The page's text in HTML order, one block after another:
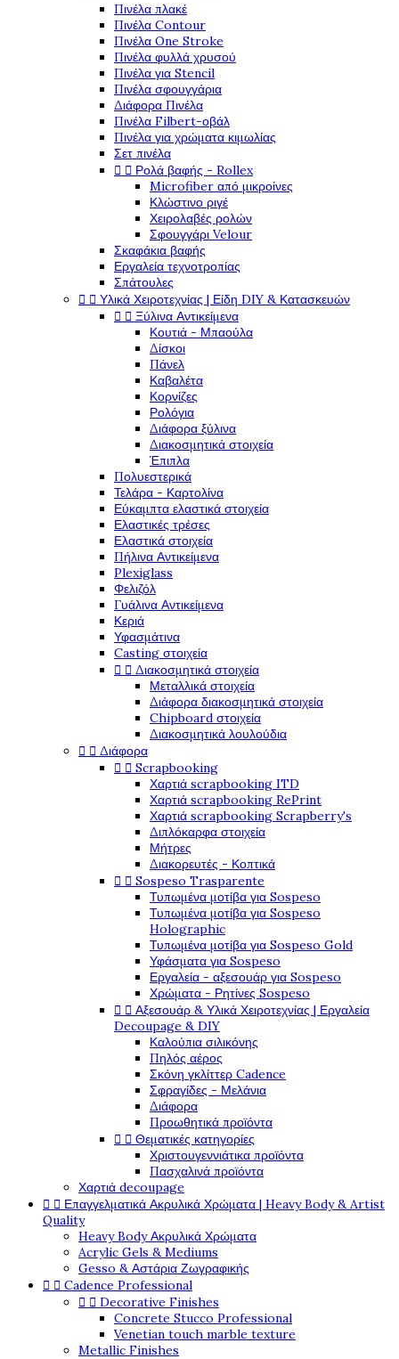
Πινέλα πλακέ
Πινέλα Contour
Πινέλα One Stroke
Πινέλα φυλλά χρυσού
Πινέλα για Stencil
Πινέλα σφουγγάρια
Διάφορα Πινέλα
Πινέλα Filbert-οβάλ
Πινέλα για χρώματα κιμωλίας
Σετ πινέλα
  Ρολά βαφής - Rollex
Microfiber από μικροίνες
Κλώστινο ριγέ
Χειρολαβές ρολών
Σφουγγάρι Velour
Σκαφάκια βαφής
Εργαλεία τεχνοτροπίας
Σπάτουλες
  Υλικά Χειροτεχνίας | Είδη DIY & Κατασκευών
  Ξύλινα Αντικείμενα
Κουτιά - Μπαούλα
Δίσκοι
Πάνελ
Καβαλέτα
Κορνίζες
Ρολόγια
Διάφορα ξύλινα
Διακοσμητικά στοιχεία
Έπιπλα
Πολυεστερικά
Τελάρα - Καρτολίνα
Εύκαμπτα ελαστικά στοιχεία
Ελαστικές τρέσες
Ελαστικά στοιχεία
Πήλινα Αντικείμενα
Plexiglass
Φελιζόλ
Γυάλινα Αντικείμενα
Κεριά
Υφασμάτινα
Casting στοιχεία
  Διακοσμητικά στοιχεία
Μεταλλικά στοιχεία
Διάφορα διακοσμητικά στοιχεία
Chipboard στοιχεία
Διακοσμητικά λουλούδια
  Διάφορα
  Scrapbooking
Χαρτιά scrapbooking ITD
Χαρτιά scrapbooking RePrint
Χαρτιά scrapbooking Scrapberry's
Διπλόκαρφα στοιχεία
Μήτρες
Διακορευτές - Κοπτικά
  Sospeso Trasparente
Τυπωμένα μοτίβα για Sospeso
Τυπωμένα μοτίβα για Sospeso
Holographic
Τυπωμένα μοτίβα για Sospeso Gold
Υφάσματα για Sospeso
Εργαλεία - αξεσουάρ για Sospeso
Χρώματα - Ρητίνες Sospeso
  Αξεσουάρ & Υλικά Χειροτεχνίας | Εργαλεία
Decoupage & DIY
Καλούπια σιλικόνης
Πηλός αέρος
Σκόνη γκλίττερ Cadence
Σφραγίδες - Μελάνια
Διάφορα
Προωθητικά προϊόντα
  Θεματικές κατηγορίες
Χριστουγεννιάτικα προϊόντα
Πασχαλινά προϊόντα
Χαρτιά decoupage
  Επαγγελματικά Ακρυλικά Χρώματα | Heavy Body & Artist
Quality
Heavy Body Ακρυλικά Χρώματα
Acrylic Gels & Mediums
Gesso & Αστάρια Ζωγραφικής
  Cadence Professional
  Decorative Finishes
Concrete Stucco Professional
Venetian touch marble texture
Metallic Finishes